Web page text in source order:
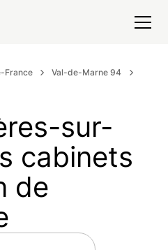
France
Val-de-Marne 94
sur-
cabinets
de